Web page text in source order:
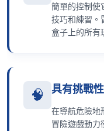
簡單的控制使
技巧和練習。
盒子上的所有
🧠 具有挑戰性
在導航危險地
冒險遊戲動力